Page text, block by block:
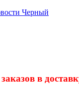
Черный
заказов в